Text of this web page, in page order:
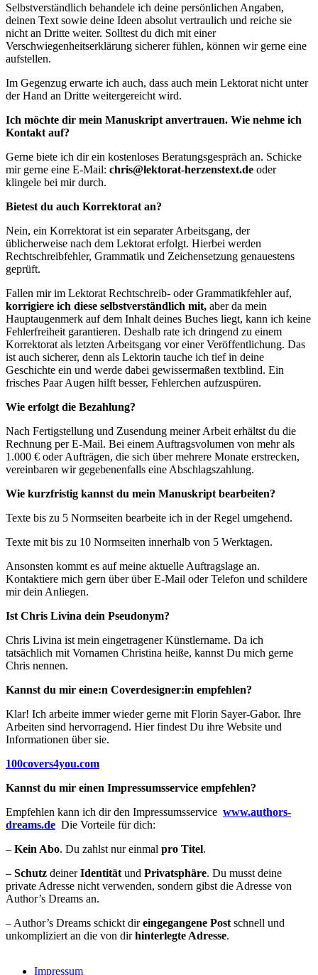
Selbstverständlich behandele ich deine persönlichen Angaben,
deinen Text sowie deine Ideen absolut vertraulich und reiche sie
nicht an Dritte weiter. Solltest du dich mit einer
Verschwiegenheitserklärung sicherer fühlen, können wir gerne eine
aufstellen.
Im Gegenzug erwarte ich auch, dass auch mein Lektorat nicht unter
der Hand an Dritte weitergereicht wird.
Ich möchte dir mein Manuskript anvertrauen. Wie nehme ich
Kontakt auf?
Gerne biete ich dir ein kostenloses Beratungsgespräch an. Schicke
mir gerne eine E-Mail: chris@lektorat-herzenstext.de oder
klingele bei mir durch.
Bietest du auch Korrektorat an?
Nein, ein Korrektorat ist ein separater Arbeitsgang, der
üblicherweise nach dem Lektorat erfolgt. Hierbei werden
Rechtschreibfehler, Grammatik und Zeichensetzung genauestens
geprüft.
Fallen mir im Lektorat Rechtschreib- oder Grammatikfehler auf,
korrigiere ich diese selbstverständlich mit, aber da mein
Hauptaugenmerk auf dem Inhalt deines Buches liegt, kann ich keine
Fehlerfreiheit garantieren. Deshalb rate ich dringend zu einem
Korrektorat als letzten Arbeitsgang vor einer Veröffentlichung. Das
ist auch sicherer, denn als Lektorin tauche ich tief in deine
Geschichte ein und werde dabei gewissermaßen textblind. Ein
frisches Paar Augen hilft besser, Fehlerchen aufzuspüren.
Wie erfolgt die Bezahlung?
Nach Fertigstellung und Zusendung meiner Arbeit erhältst du die
Rechnung per E-Mail. Bei einem Auftragsvolumen von mehr als
1.000 € oder Aufträgen, die sich über mehrere Monate erstrecken,
vereinbaren wir gegebenenfalls eine Abschlagszahlung.
Wie kurzfristig kannst du mein Manuskript bearbeiten?
Texte bis zu 5 Normseiten bearbeite ich in der Regel umgehend.
Texte mit bis zu 10 Normseiten innerhalb von 5 Werktagen.
Ansonsten kommt es auf meine aktuelle Auftragslage an.
Kontaktiere mich gern über über E-Mail oder Telefon und schildere
mir dein Anliegen.
Ist Chris Livina dein Pseudonym?
Chris Livina ist mein eingetragener Künstlername. Da ich
tatsächlich mit Vornamen Christina heiße, kannst Du mich gerne
Chris nennen.
Kannst du mir eine:n Coverdesigner:in empfehlen?
Klar! Ich arbeite immer wieder gerne mit Florin Sayer-Gabor. Ihre
Arbeiten sind hervorragend. Hier findest Du ihre Website und
Informationen über sie.
100covers4you.com
Kannst du mir einen Impressumsservice empfehlen?
Empfehlen kann ich dir den Impressumsservice www.authors-
dreams.de Die Vorteile für dich:
– Kein Abo. Du zahlst nur einmal pro Titel.
– Schutz deinerIdentität und Privatsphäre. Du musst deine
private Adresse nicht verwenden, sondern gibst die Adresse von
Author’s Dreams an.
– Author’s Dreams schickt direingegangene Post schnell und
unkompliziert an die von dirhinterlegte Adresse.
Impressum